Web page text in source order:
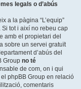
legals o d’abús
a la pàgina “L’equip”
tot i així no rebeu cap
amb el propietari del
sobre un servei gratuït
d’abús del
Group no té
de com, on i qui
phpBB Group en relació
comentaris